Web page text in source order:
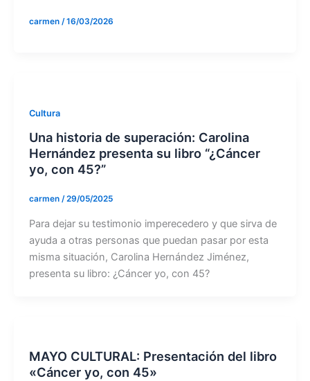
carmen /16/03/2026
Cultura
Una historia de superación: Carolina
Hernández presenta su libro “¿Cáncer
yo, con 45?”
carmen /29/05/2025
Para dejar su testimonio imperecedero y que sirva de
ayuda a otras personas que puedan pasar por esta
misma situación, Carolina Hernández Jiménez,
presenta su libro: ¿Cáncer yo, con 45?
MAYO CULTURAL: Presentación del libro
«Cáncer yo, con 45»